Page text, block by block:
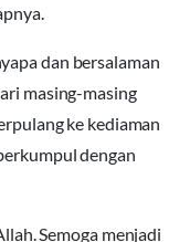
dan bersalaman
masing-masing
ke kediaman
dengan
Semoga menjadi